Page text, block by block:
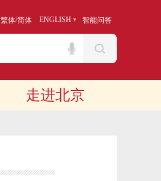
繁体/简体 ENGLISH 智能问答
走进北京